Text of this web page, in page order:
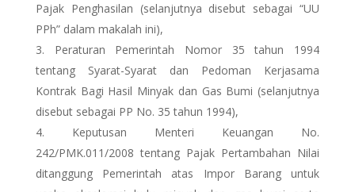
Pajak Penghasilan (selanjutnya disebut sebagai “UU
PPh” dalam makalah ini),
Peraturan Pemerintah Nomor 35 tahun 1994
tentang Syarat-Syarat dan Pedoman Kerjasama
Kontrak Bagi Hasil Minyak dan Gas Bumi (selanjutnya
disebut sebagai PP No. 35 tahun 1994),
Keputusan Menteri Keuangan No.
242/PMK.011/2008 tentang Pajak Pertambahan Nilai
ditanggung Pemerintah atas Impor Barang untuk